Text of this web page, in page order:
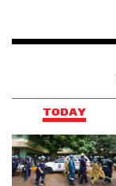
TODAY